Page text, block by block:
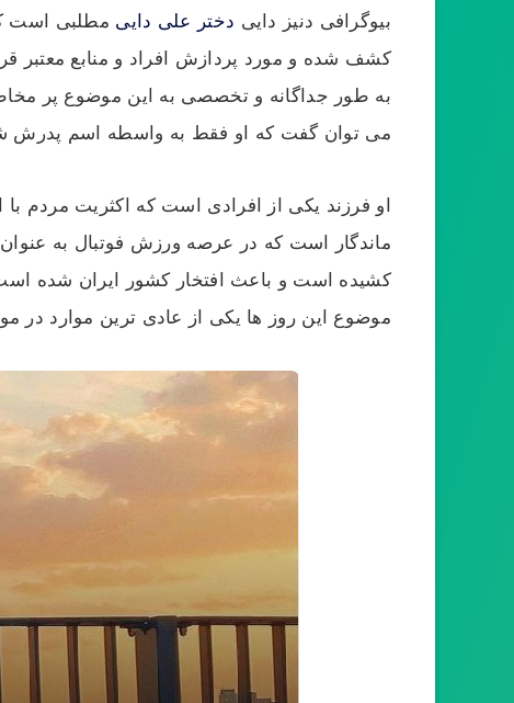
بیوگرافی دنیز دایی دختر علی دایی مطلبی است
کشف شده و مورد پردازش افراد و منابع معتبر
به طور جداگانه و تخصصی به این موضوع پر
می توان گفت که او فقط به واسطه اسم پدرش
او فرزند یکی از افرادی است که اکثریت مردم
ماندگار است که در عرصه ورزش فوتبال به
کشیده است و باعث افتخار کشور ایران شده
موضوع این روز ها یکی از عادی ترین موارد در